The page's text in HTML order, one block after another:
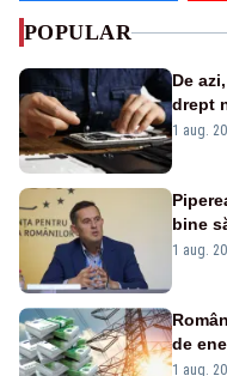
POPULAR
De
drept
un
1 aug.
bine
alertei
1 aug.
de
1 aug.